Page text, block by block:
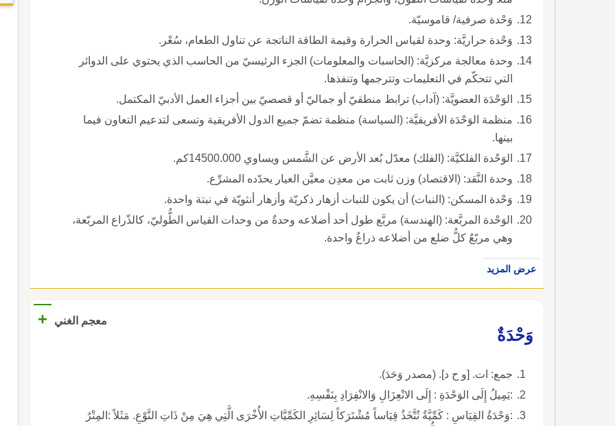
وَحْدة صرفية/ قاموسيّة.
وَحْدة حراريَّة: وحدة لقياس الحرارة وقيمة الطاقة الناتجة عن تناول الطعام، سُعْر.
وحدة معالجة مركزيَّة: (الحاسبات والمعلومات) الجزء الرئيسيّ من الحاسب الذي يحتوي على الدوائر
التي تتحكّم في التعليمات وتترجمها وتنفذها.
الوَحْدَة العضويَّة: (آداب) ترابط منطقيّ أو جماليّ أو قصصيّ بين أجزاء العمل الأدبيّ المكتمل.
منظمة الوَحْدَة الأفريقيَّة: (السياسة) منظمة تضمّ جميع الدول الأفريقية وتسعى لتدعيم التعاون فيما
بينها.
الوَحْدة الفلكيَّة: (الفلك) معدّل بُعد الأرض عن الشَّمس ويساوي 14500.000كم.
وحدة النَّقد: (الاقتصاد) وزن ثابت من معدِن معيَّن العيار يحدّده المشرِّع.
وَحْدة المسكن: (النبات) أن يكون للنبات أزهار ذكريّة وأزهار أنثويّة في نبتة واحدة.
الوَحْدة المربَّعة: (الهندسة) مربَّع طول أحد أضلاعه وحدةٌ من وحدات القياس الطُّوليّ، كالذّراع المربّعة،
وهي مربّعٌ كلُّ ضلع من أضلاعه ذراعٌ واحدة.
عرض المزيد
معجم الغني
+
وَحْدَةٌ
جمع: ات. [و ح د]. (مصدر وَحَدَ).
:يَمِيلُ إِلَى الوَحْدَةِ : إِلَى الانْعِزَالِ وَالانْفِرَادِ بِنَفْسِهِ.
:وَحْدَةُ القِيَاسِ : كَمِّيَّةٌ تُتَّخَذُ قِيَاساً مُشْتَرَكاً لِسَائِرِ الكَمِّيَّاتِ الأُخْرَى الَّتِي هِيَ مِنْ ذَاتِ النَّوْعِ. مَثَلاً :المِتْرُ